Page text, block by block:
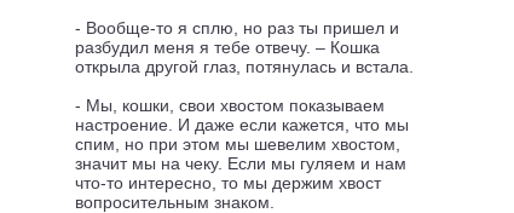
- Вообще-то я сплю, но раз ты пришел и
разбудил меня я тебе отвечу. – Кошка
открыла другой глаз, потянулась и встала.
- Мы, кошки, свои хвостом показываем
настроение. И даже если кажется, что мы
спим, но при этом мы шевелим хвостом,
значит мы на чеку. Если мы гуляем и нам
что-то интересно, то мы держим хвост
вопросительным знаком.